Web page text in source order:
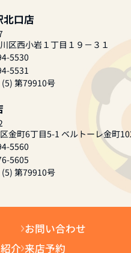
北口店
区西小岩１丁目１９－３１
5530
5531
第79910号
金町6丁目5-1 ベルトーレ金町
5560
5605
第79910号
介
お問い合わせ
来店予約